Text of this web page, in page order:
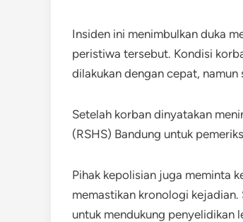
Insiden ini menimbulkan duka
peristiwa tersebut. Kondisi
dilakukan dengan cepat,
Setelah korban dinyatakan
(RSHS) Bandung untuk
Pihak kepolisian juga meminta
memastikan kronologi
untuk mendukung penyelidikan